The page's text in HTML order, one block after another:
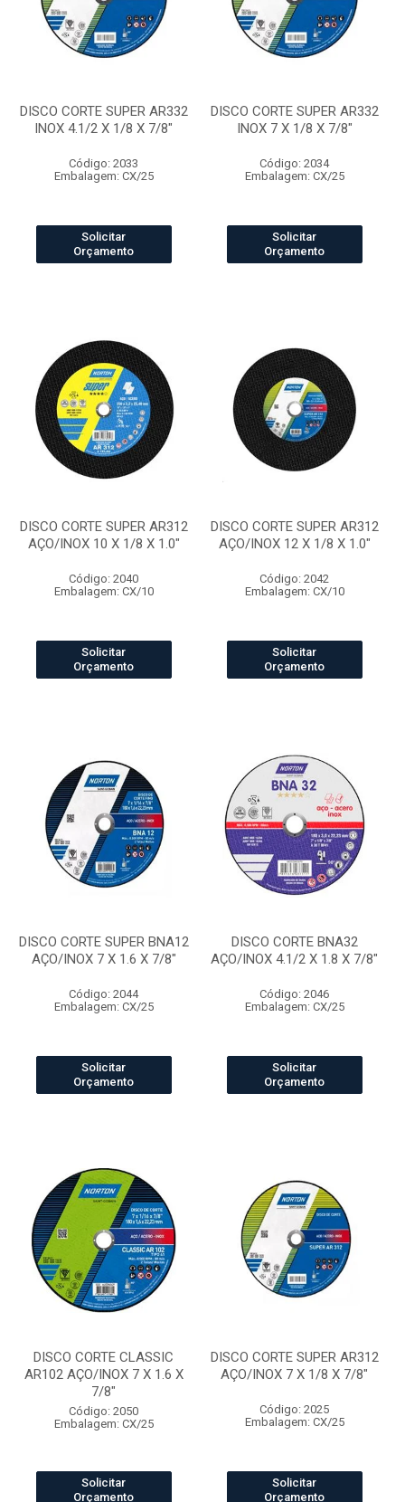
DISCO CORTE SUPER AR332
INOX 4.1/2 X 1/8 X 7/8"
Código: 2033
Embalagem: CX/25
Solicitar
Orçamento
DISCO CORTE SUPER AR332
INOX 7 X 1/8 X 7/8"
Código: 2034
Embalagem: CX/25
Solicitar
Orçamento
DISCO CORTE SUPER AR312
AÇO/INOX 10 X 1/8 X 1.0"
Código: 2040
Embalagem: CX/10
Solicitar
Orçamento
DISCO CORTE SUPER AR312
AÇO/INOX 12 X 1/8 X 1.0"
Código: 2042
Embalagem: CX/10
Solicitar
Orçamento
DISCO CORTE SUPER BNA12
AÇO/INOX 7 X 1.6 X 7/8"
Código: 2044
Embalagem: CX/25
Solicitar
Orçamento
DISCO CORTE BNA32
AÇO/INOX 4.1/2 X 1.8 X 7/8"
Código: 2046
Embalagem: CX/25
Solicitar
Orçamento
DISCO CORTE CLASSIC
AR102 AÇO/INOX 7 X 1.6 X
7/8"
Código: 2050
Embalagem: CX/25
Solicitar
Orçamento
DISCO CORTE SUPER AR312
AÇO/INOX 7 X 1/8 X 7/8"
Código: 2025
Embalagem: CX/25
Solicitar
Orçamento